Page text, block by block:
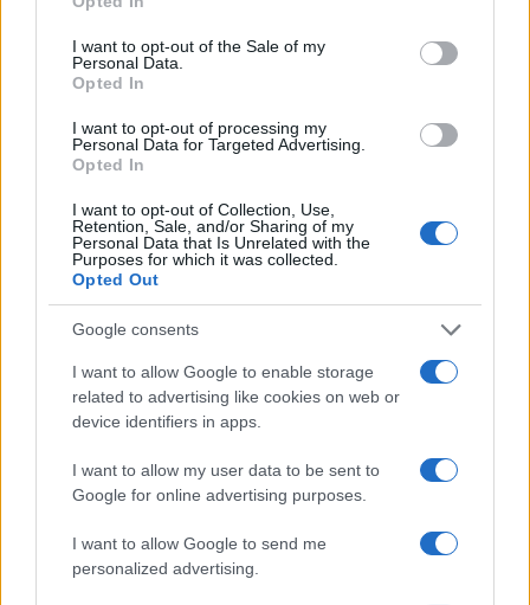
use your data for below specified purposes in below Google
consent section.
I want to opt-out of the Sale of my
Personal Data.
Opted In
I want to opt-out of processing my
Personal Data for Targeted Advertising.
Opted In
I want to opt-out of Collection, Use,
Retention, Sale, and/or Sharing of my
Personal Data that Is Unrelated with the
Purposes for which it was collected.
Opted Out
Google consents
I want to allow Google to enable storage
related to advertising like cookies on web or
device identifiers in apps.
I want to allow my user data to be sent to
Google for online advertising purposes.
I want to allow Google to send me
personalized advertising.
Η ΣΤΗΛΗ ΜΑΣ
της Ζωής μας
το ελληνικό καλοκαίρι και ένας
πολιτισμός που μας ενώνει κάθε μέρα.